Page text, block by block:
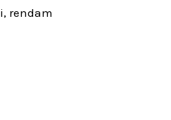
rendam